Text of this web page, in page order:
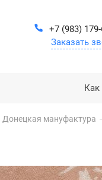
+7 (983)
Заказать
Как
Донецкая мануфактура